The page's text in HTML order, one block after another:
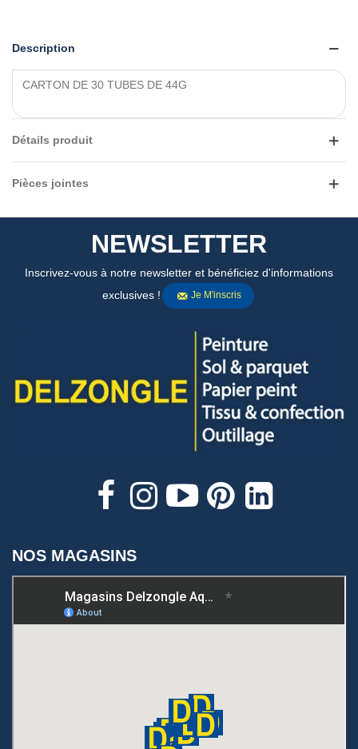
Description
CARTON DE 30 TUBES DE 44G
Détails produit
Pièces jointes
NEWSLETTER
Inscrivez-vous à notre newsletter et bénéficiez d'informations
exclusives !
Je M'inscris
NOS MAGASINS